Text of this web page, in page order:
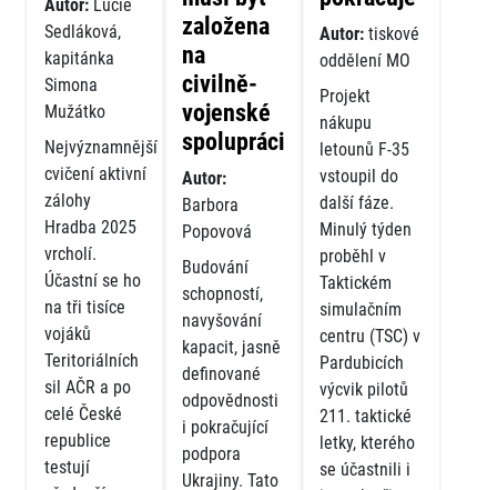
Autor: Lucie
Sedláková,
kapitánka
Simona
Mužátko
Nejvýznamnější
cvičení aktivní
zálohy
Hradba 2025
vrcholí.
Účastní se ho
na tři tisíce
vojáků
Teritoriálních
sil AČR a po
celé České
republice
testují
založena
na
civilně-
vojenské
spolupráci
Autor:
Barbora
Popovová
Budování
schopností,
navyšování
kapacit, jasně
definované
odpovědnosti
i pokračující
podpora
Ukrajiny. Tato
Autor: tiskové
oddělení MO
Projekt
nákupu
letounů F-35
vstoupil do
další fáze.
Minulý týden
proběhl v
Taktickém
simulačním
centru (TSC) v
Pardubicích
výcvik pilotů
211. taktické
letky, kterého
se účastnili i